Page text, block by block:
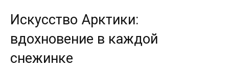
Искусство Арктики:
вдохновение в каждой
снежинке